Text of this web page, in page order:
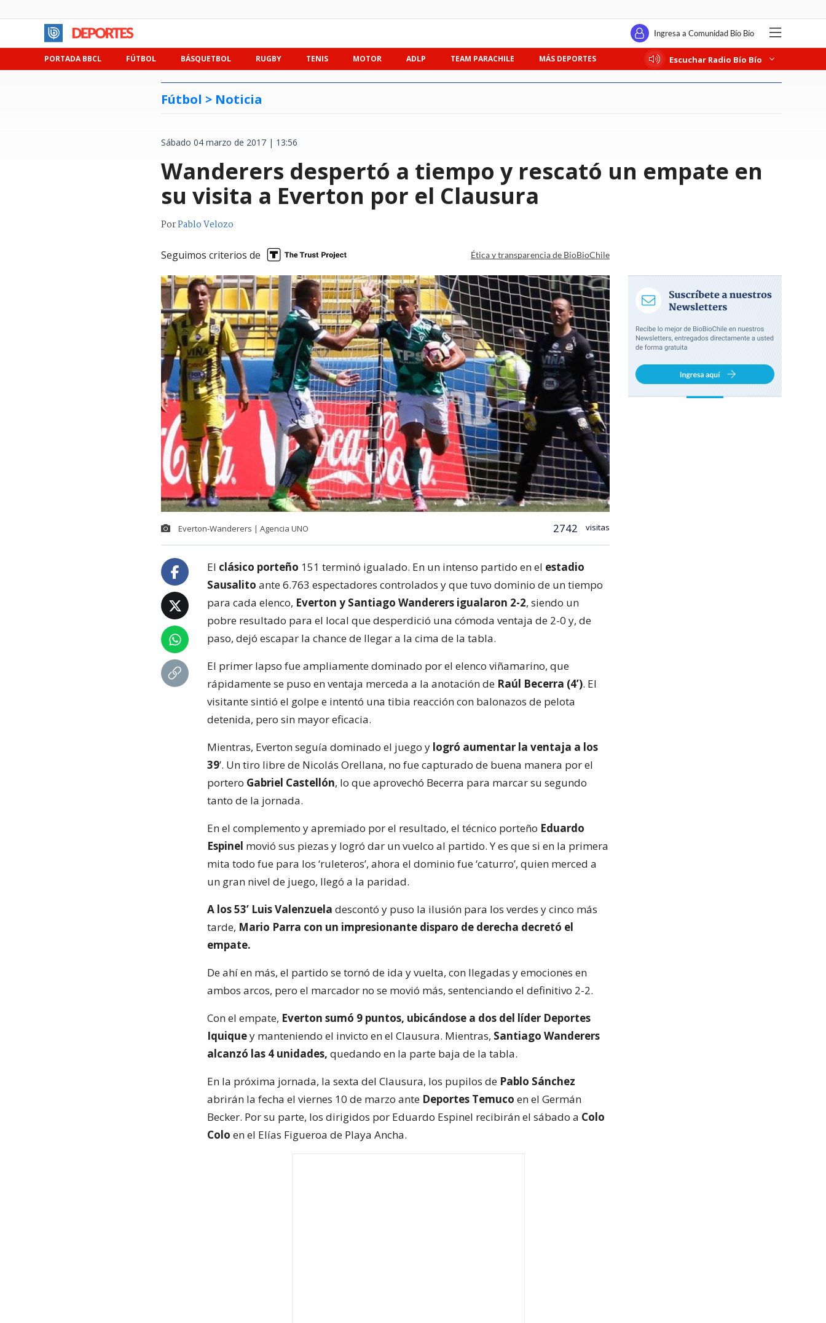
Ingresa a Comunidad Bío Bío
PORTADA BBCL FÚTBOL BÁSQUETBOL RUGBY TENIS MOTOR ADLP TEAM PARACHILE MÁS DEPORTES Escuchar Radio Bío Bío
Fútbol > Noticia
Sábado 04 marzo de 2017 | 13:56
Wanderers despertó a tiempo y rescató un empate en
su visita a Everton por el Clausura
PorPablo Velozo
Seguimos criterios de Ética y transparencia de BioBioChile
Everton-Wanderers | Agencia UNO 2742 visitas
El clásico porteño 151 terminó igualado. En un intenso partido en el estadio
Sausalito ante 6.763 espectadores controlados y que tuvo dominio de un tiempo
para cada elenco, Everton y Santiago Wanderers igualaron 2-2, siendo un
pobre resultado para el local que desperdició una cómoda ventaja de 2-0 y, de
paso, dejó escapar la chance de llegar a la cima de la tabla.
El primer lapso fue ampliamente dominado por el elenco viñamarino, que
rápidamente se puso en ventaja merceda a la anotación de Raúl Becerra (4’). El
visitante sintió el golpe e intentó una tibia reacción con balonazos de pelota
detenida, pero sin mayor eficacia.
Mientras, Everton seguía dominado el juego y logró aumentar la ventaja a los
39’. Un tiro libre de Nicolás Orellana, no fue capturado de buena manera por el
portero Gabriel Castellón, lo que aprovechó Becerra para marcar su segundo
tanto de la jornada.
En el complemento y apremiado por el resultado, el técnico porteño Eduardo
Espinel movió sus piezas y logró dar un vuelco al partido. Y es que si en la primera
mita todo fue para los ‘ruleteros’, ahora el dominio fue ‘caturro’, quien merced a
un gran nivel de juego, llegó a la paridad.
A los 53’ Luis Valenzuela descontó y puso la ilusión para los verdes y cinco más
tarde, Mario Parra con un impresionante disparo de derecha decretó el
empate.
De ahí en más, el partido se tornó de ida y vuelta, con llegadas y emociones en
ambos arcos, pero el marcador no se movió más, sentenciando el definitivo 2-2.
Con el empate, Everton sumó 9 puntos, ubicándose a dos del líder Deportes
Iquiquey manteniendo el invicto en el Clausura. Mientras, Santiago Wanderers
alcanzó las 4 unidades, quedando en la parte baja de la tabla.
En la próxima jornada, la sexta del Clausura, los pupilos de Pablo Sánchez
abrirán la fecha el viernes 10 de marzo ante Deportes Temuco en el Germán
Becker. Por su parte, los dirigidos por Eduardo Espinel recibirán el sábado a Colo
Colo en el Elías Figueroa de Playa Ancha.